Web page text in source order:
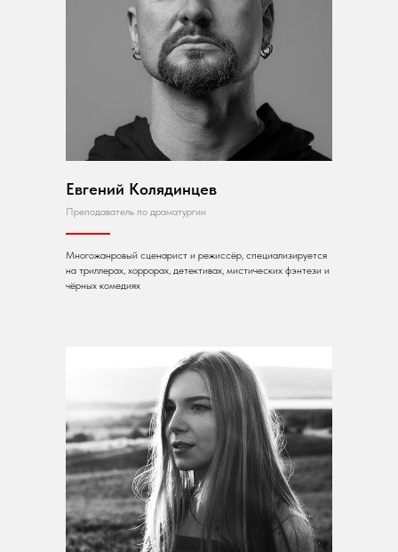
Евгений Колядинцев
Преподаватель по драматургии
Многожанровый сценарист и режиссёр, специализируется
на триллерах, хоррорах, детективах, мистических фэнтези и
чёрных комедиях